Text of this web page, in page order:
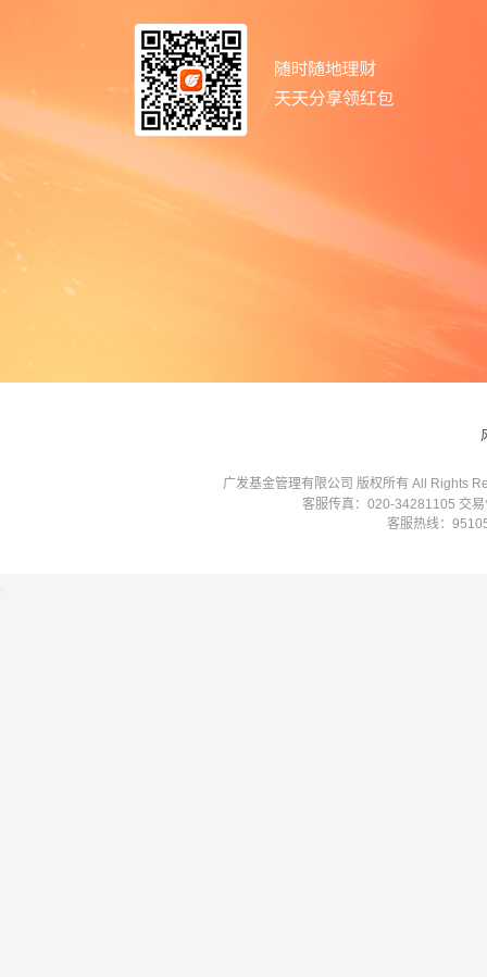
广发基金管理有限公司 版权所有 All Rights
客服传真：020-34281105 交
客服热线：